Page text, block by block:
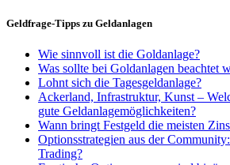
Geldfrage-Tipps zu Geldanlagen
Wie sinnvoll ist die Goldanlage?
Was sollte bei Goldanlagen beachtet
Lohnt sich die Tagesgeldanlage?
Ackerland, Infrastruktur, Kunst –
gute Geldanlagemöglichkeiten?
Wann bringt Festgeld die meisten
Optionsstrategien aus der
Trading?